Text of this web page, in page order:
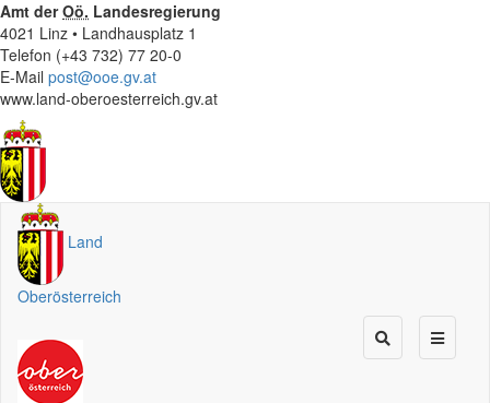
Amt derOö. Landesregierung
4021 Linz • Landhausplatz 1
Telefon (+43 732) 77 20-0
E-Mail post@ooe.gv.at
www.land-oberoesterreich.gv.at
Land
Oberösterreich